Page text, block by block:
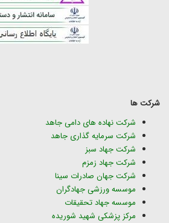
شرکت ها
شرکت نهاده های دامی جاهد
شرکت سرمایه گذاری جاهد
شرکت جهاد سبز
شرکت جهاد زمزم
شرکت جهان صادرات سینا
موسسه ورزشی جهادگران
موسسه جهاد تحقیقات
مرکز پزشکی شهید شوریده